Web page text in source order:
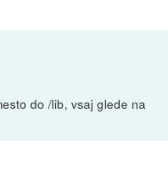
do /lib, vsaj glede na